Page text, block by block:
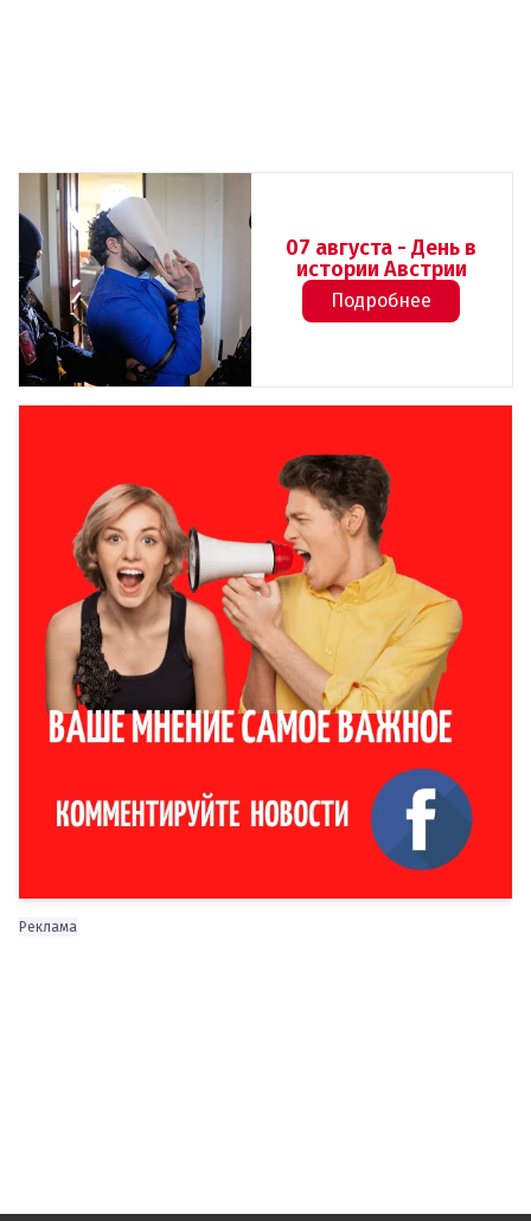
07 августа - День в
истории Австрии
Подробнее
Реклама